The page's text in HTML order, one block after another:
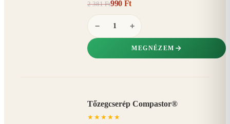
2 381 Ft990 Ft
− +
MEGNÉZEM
Tőzegcserép Compastor®
★ ★ ★ ★ ★